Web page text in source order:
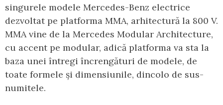
singurele modele Mercedes-Benz electrice
dezvoltat pe platforma MMA, arhitectură la 800 V.
MMA vine de la Mercedes Modular Architecture,
cu accent pe modular, adică platforma va sta la
baza unei întregi încrengături de modele, de
toate formele și dimensiunile, dincolo de sus-
numitele.